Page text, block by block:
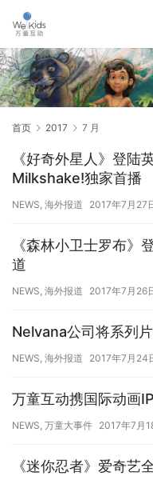
首页 2017 7 月
《好奇外星人》登陆
Milkshake!独家首播
NEWS 海外报道 2017年7月27
《森林小卫士罗布
道
NEWS 海外报道 2017年7月26
Nelvana公司将系列
NEWS 海外报道 2017年7月24
万童互动携国际动画
NEWS 万童大事件 2017年7月
《迷你忍者》爱奇艺